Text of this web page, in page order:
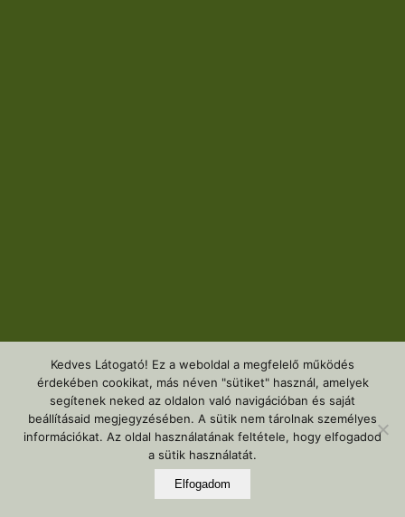
Kedves Látogató! Ez a weboldal a megfelelő működés
érdekében cookikat, más néven "sütiket" használ, amelyek
segítenek neked az oldalon való navigációban és saját
beállításaid megjegyzésében. A sütik nem tárolnak személyes
információkat. Az oldal használatának feltétele, hogy elfogadod
a sütik használatát.
Elfogadom